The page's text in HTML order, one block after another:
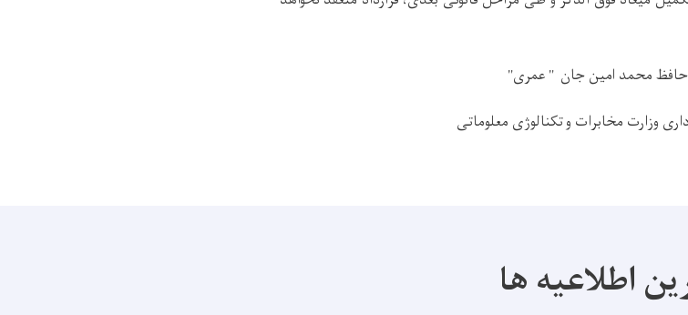
حافظ محمد امین جان " عمری"
وزارت مخابرات و تکنالوژی معلوماتی
اطلاعیه ها